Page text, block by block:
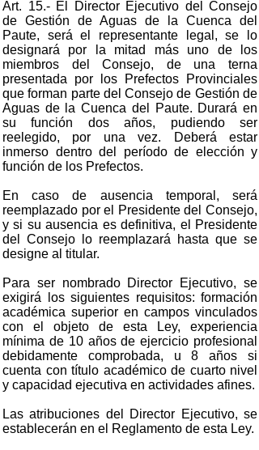
Art. 15.- El Director Ejecutivo del Consejo
de Gestión de Aguas de la Cuenca del
Paute, será el representante legal, se lo
designará por la mitad más uno de los
miembros del Consejo, de una terna
presentada por los Prefectos Provinciales
que forman parte del Consejo de Gestión de
Aguas de la Cuenca del Paute. Durará en
su función dos años, pudiendo ser
reelegido, por una vez. Deberá estar
inmerso dentro del período de elección y
función de los Prefectos.
En caso de ausencia temporal, será
reemplazado por el Presidente del Consejo,
y si su ausencia es definitiva, el Presidente
del Consejo lo reemplazará hasta que se
designe al titular.
Para ser nombrado Director Ejecutivo, se
exigirá los siguientes requisitos: formación
académica superior en campos vinculados
con el objeto de esta Ley, experiencia
mínima de 10 años de ejercicio profesional
debidamente comprobada, u 8 años si
cuenta con título académico de cuarto nivel
y capacidad ejecutiva en actividades afines.
Las atribuciones del Director Ejecutivo, se
establecerán en el Reglamento de esta Ley.